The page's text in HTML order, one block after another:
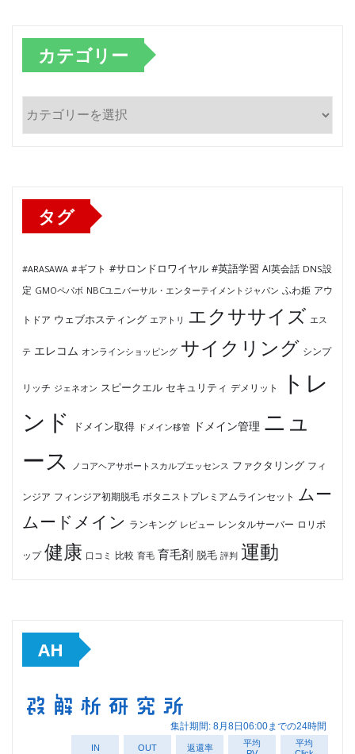
カテゴリー
カ
タグ
#ARASAWA #ギフト #サロンドロワイヤル #英語学習 AI英会話 DNS設
定 GMOペパボ NBCユニバーサル・エンターテイメントジャパン ふわ姫 アウ
トドア ウェブホスティング エアトリ エクササイズ エス
テ エレコム オンラインショッピング サイクリング シンプ
リッチ ジェネオン スピークエル セキュリティ デメリット
トレ
ンド
ドメイン取得 ドメイン移管 ドメイン管理 ニュ
ース
ノコアヘアサポートスカルプエッセンス ファクタリング フィ
ンジア フィンジア初期脱毛 ボタニストプレミアムラインセット ムー
ムードメイン ランキング レビュー レンタルサーバー ロリポ
ップ 健康 口コミ 比較 育毛 育毛剤 脱毛 評判 運動
AH